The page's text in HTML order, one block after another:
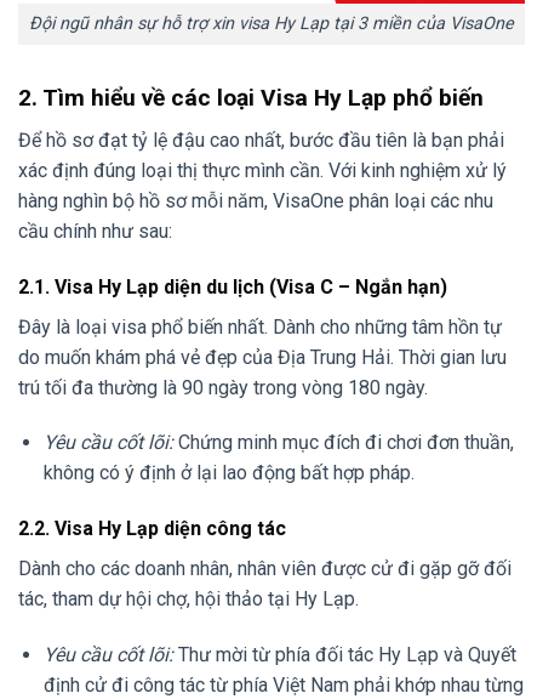
Đội ngũ nhân sự hỗ trợ xin visa Hy Lạp tại 3 miền của VisaOne
2. Tìm hiểu về các loại Visa Hy Lạp phổ biến
Để hồ sơ đạt tỷ lệ đậu cao nhất, bước đầu tiên là bạn phải
xác định đúng loại thị thực mình cần. Với kinh nghiệm xử lý
hàng nghìn bộ hồ sơ mỗi năm, VisaOne phân loại các nhu
cầu chính như sau:
2.1. Visa Hy Lạp diện du lịch (Visa C – Ngắn hạn)
Đây là loại visa phổ biến nhất. Dành cho những tâm hồn tự
do muốn khám phá vẻ đẹp của Địa Trung Hải. Thời gian lưu
trú tối đa thường là 90 ngày trong vòng 180 ngày.
Yêu cầu cốt lõi:Chứng minh mục đích đi chơi đơn thuần,
không có ý định ở lại lao động bất hợp pháp.
2.2. Visa Hy Lạp diện công tác
Dành cho các doanh nhân, nhân viên được cử đi gặp gỡ đối
tác, tham dự hội chợ, hội thảo tại Hy Lạp.
Yêu cầu cốt lõi:Thư mời từ phía đối tác Hy Lạp và Quyết
định cử đi công tác từ phía Việt Nam phải khớp nhau từng